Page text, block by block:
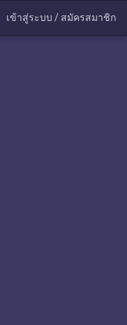
เข้าสู่ระบบ / สมัครสมาชิก